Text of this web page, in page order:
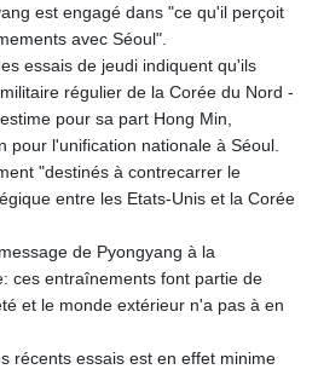
MYR 4.728715
MZN 73.882892
NAD 18.726567
NGN 1577.963717
NIO 42.419473
NOK 10.99759
NPR 175.501819
NZD 1.961547
PAB 1.152686
PEN 3.903651
PGK 5.093937
PKR 320.014324
est engagé dans "ce qu'il perçoit
avec Séoul".
essais de jeudi indiquent qu'ils
régulier de la Corée du Nord -
pour sa part Hong Min,
pour l'unification nationale à Séoul.
"destinés à contrecarrer le
entre les Etats-Unis et la Corée
de Pyongyang à la
ces entraînements font partie de
et le monde extérieur n'a pas à en
récents essais est en effet minime